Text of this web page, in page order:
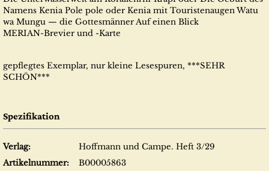
Namens Kenia Pole pole oder Kenia mit Touristenaugen Watu
wa Mungu — die Gottesmänner Auf einen Blick
MERIAN-Brevier und -Karte
gepflegtes Exemplar, nur kleine Lesespuren, ***SEHR
SCHÖN***
Spezifikation
Verlag:
Hoffmann und Campe. Heft 3/29
Artikelnummer:
B00005863